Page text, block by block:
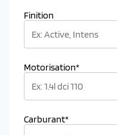
Finition
Motorisation*
Carburant*